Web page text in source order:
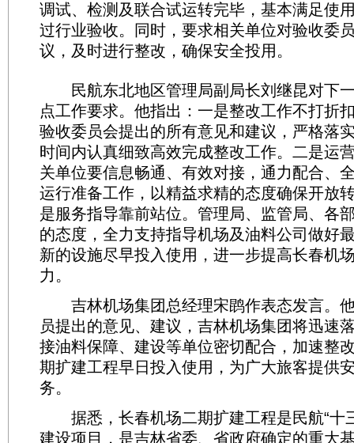
调试、检测及联合试运转完毕，基本满足使
过行业验收。同时，要求相关单位对验收委
议，及时进行整改，确保安全投用。
民航东北地区管理局副局长刘继昆对下
点工作要求。他指出：一是整改工作不打折
验收委员会提出的所有意见和建议，严格落
时间内认真细致高效完成整改工作。二是运
关单位要信息畅通、有效对接，通力配合、
运行准备工作，以精益求精的态度确保开放
是服务指导靠前站位。管理局、监管局、各
的态度，全力支持指导机场及油料公司做好
新的设施尽早投入使用，进一步提高长春机
力。
吉林机场集团总经理宋鹍作表态发言。
员提出的意见、建议，吉林机场集团将迅速
接油料保障、建设等单位密切配合，加速整
期扩建工程早日投入使用，为广大旅客提供
务。
据悉，长春机场二期扩建工程是民航“十
建设项目，是吉林省委、省政府确定的重大